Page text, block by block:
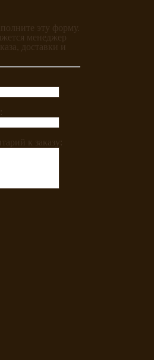
эту форму.
менеджер
доставки и
к заказу: